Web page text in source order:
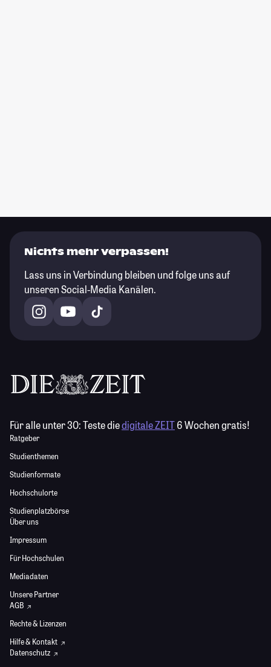
Nichts mehr verpassen!
Lass uns in Verbindung bleiben und folge uns auf
unseren Social-Media Kanälen.
Für alle unter 30:Teste diedigitale ZEIT6 Wochen gratis!
Ratgeber
Studienthemen
Studienformate
Hochschulorte
Studienplatzbörse
Über uns
Impressum
Für Hochschulen
Mediadaten
Unsere Partner
AGB
Rechte & Lizenzen
Hilfe & Kontakt
Datenschutz